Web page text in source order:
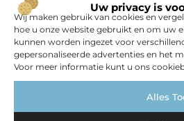
Uw privacy is
Wij maken gebruik van cookies en
hoe u onze website gebruikt en om uw
kunnen worden ingezet voor
gepersonaliseerde advertenties en het
Voor meer informatie kunt u ons
Alles
Het gemak van een